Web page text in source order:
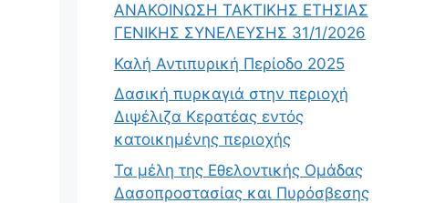
ΑΝΑΚΟΙΝΩΣΗ ΤΑΚΤΙΚΗΣ ΕΤΗΣΙΑΣ
ΓΕΝΙΚΗΣ ΣΥΝΕΛΕΥΣΗΣ 31/1/2026
Καλή Αντιπυρική Περίοδο 2025
Δασική πυρκαγιά στην περιοχή
Διψέλιζα Κερατέας εντός
κατοικημένης περιοχής
Τα μέλη της Εθελοντικής Ομάδας
Δασοπροστασίας και Πυρόσβεσης